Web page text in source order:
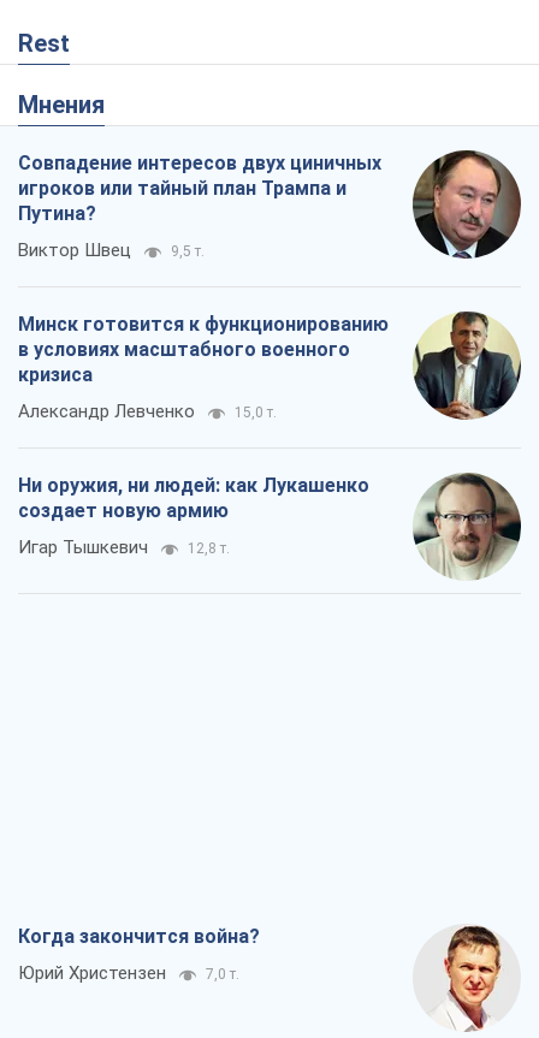
Rest
Мнения
Совпадение интересов двух циничных
игроков или тайный план Трампа и
Путина?
Виктор Швец 9,5 т.
Минск готовится к функционированию
в условиях масштабного военного
кризиса
Александр Левченко 15,0 т.
Ни оружия, ни людей: как Лукашенко
создает новую армию
Игар Тышкевич 12,8 т.
Когда закончится война?
Юрий Христензен 7,0 т.